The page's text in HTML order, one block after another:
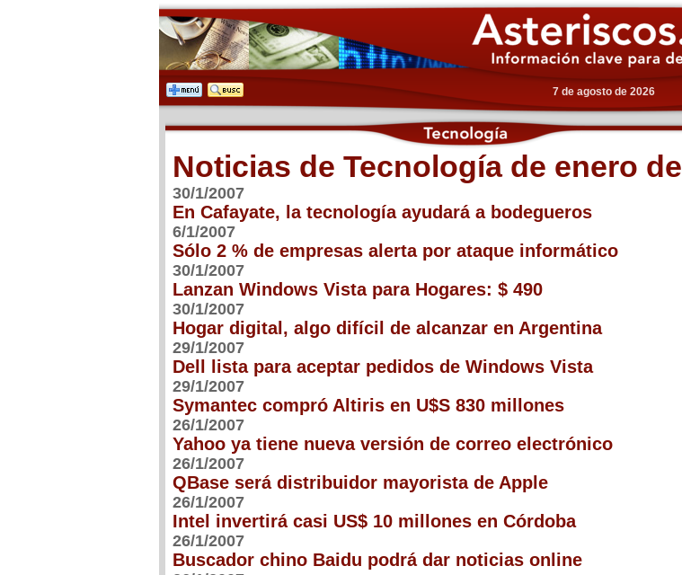
7 de agosto de 2026
Noticias de Tecnología de enero de
30/1/2007
En Cafayate, la tecnología ayudará a bodegueros
6/1/2007
Sólo 2 % de empresas alerta por ataque informático
30/1/2007
Lanzan Windows Vista para Hogares: $ 490
30/1/2007
Hogar digital, algo difícil de alcanzar en Argentina
29/1/2007
Dell lista para aceptar pedidos de Windows Vista
29/1/2007
Symantec compró Altiris en U$S 830 millones
26/1/2007
Yahoo ya tiene nueva versión de correo electrónico
26/1/2007
QBase será distribuidor mayorista de Apple
26/1/2007
Intel invertirá casi US$ 10 millones en Córdoba
26/1/2007
Buscador chino Baidu podrá dar noticias online